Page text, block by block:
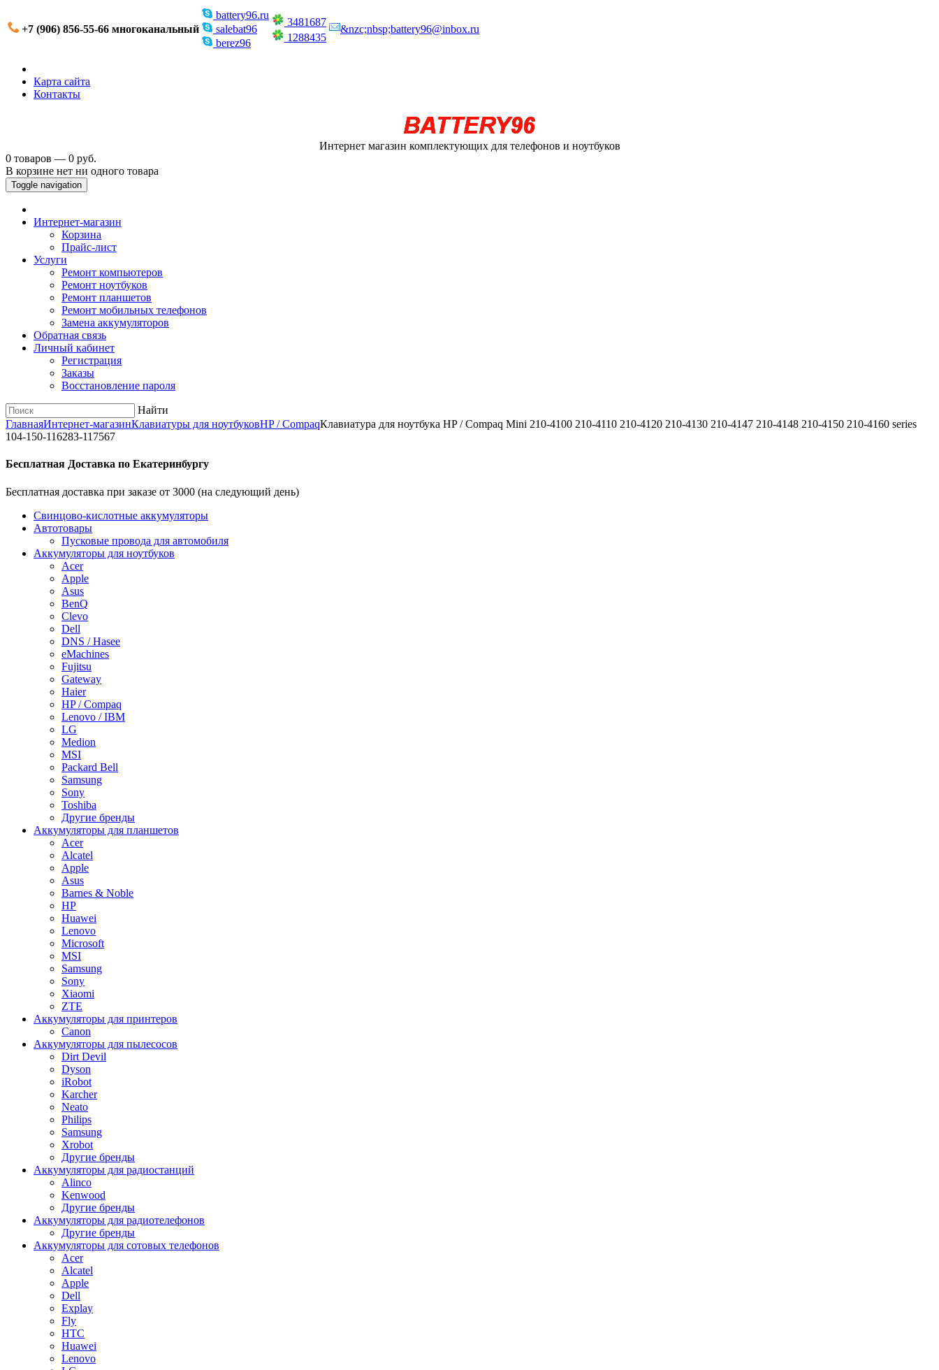
+7 (906) 856-55-66 многоканальный
battery96.ru
salebat96
berez96
3481687
1288435
&nzc;nbsp;battery96@inbox.ru
Карта сайта
Контакты
Интернет магазин комплектующих для телефонов и ноутбуков
0 товаров — 0 руб.
В корзине нет ни одного товара
Toggle navigation
Интернет-магазин
Корзина
Прайс-лист
Услуги
Ремонт компьютеров
Ремонт ноутбуков
Ремонт планшетов
Ремонт мобильных телефонов
Замена аккумуляторов
Обратная связь
Личный кабинет
Регистрация
Заказы
Восстановление пароля
Найти
ГлавнаяИнтернет-магазинКлавиатуры для ноутбуковHP / CompaqКлавиатура для ноутбука HP / Compaq Mini 210-4100 210-4110 210-4120 210-4130 210-4147 210-4148 210-4150 210-4160 series
104-150-116283-117567
Бесплатная Доставка по Екатеринбургу
Бесплатная доставка при заказе от 3000 (на следующий день)
Cвинцово-кислотные аккумуляторы
Автотовары
Пусковые провода для автомобиля
Аккумуляторы для ноутбуков
Acer
Apple
Asus
BenQ
Clevo
Dell
DNS / Hasee
eMachines
Fujitsu
Gateway
Haier
HP / Compaq
Lenovo / IBM
LG
Medion
MSI
Packard Bell
Samsung
Sony
Toshiba
Другие бренды
Аккумуляторы для планшетов
Acer
Alcatel
Apple
Asus
Barnes & Noble
HP
Huawei
Lenovo
Microsoft
MSI
Samsung
Sony
Xiaomi
ZTE
Аккумуляторы для принтеров
Canon
Аккумуляторы для пылесосов
Dirt Devil
Dyson
iRobot
Karcher
Neato
Philips
Samsung
Xrobot
Другие бренды
Аккумуляторы для радиостанций
Alinco
Kenwood
Другие бренды
Аккумуляторы для радиотелефонов
Другие бренды
Аккумуляторы для сотовых телефонов
Acer
Alcatel
Apple
Dell
Explay
Fly
HTC
Huawei
Lenovo